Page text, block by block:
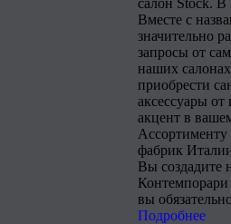
салон Stock. В
Вместе с
значительно
запросы от
наших
приобрести
аксессуары
акцент в
Ассортименту
фабрик
Вы создадите
вы
Подробнее